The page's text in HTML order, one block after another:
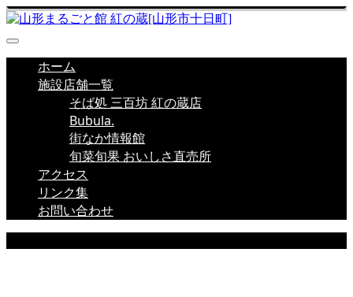
ホーム
施設店舗一覧
そば処 三百坊 紅の蔵店
Bubula.
街なか情報館
旬菜旬果 おいしさ直売所
アクセス
リンク集
お問い合わせ